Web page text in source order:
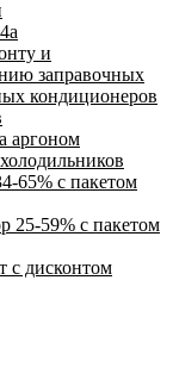
и
заправочных
кондиционеров
аргоном
65% с пакетом
25-59% с пакетом
с дисконтом